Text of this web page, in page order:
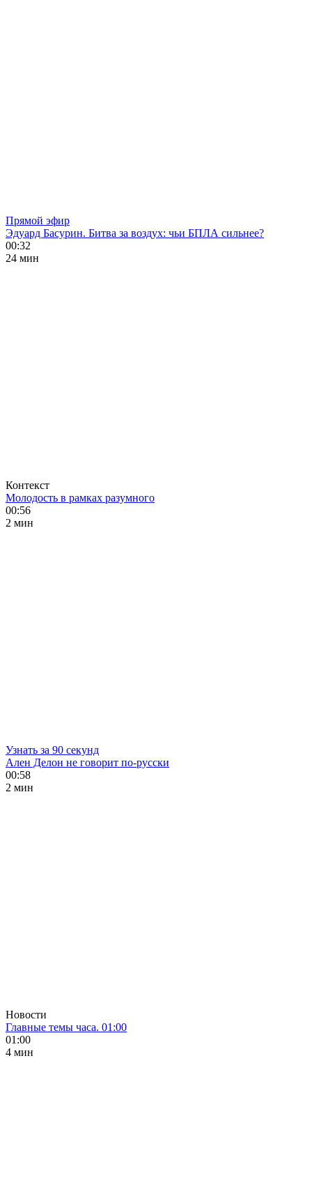
Прямой эфир
Эдуард Басурин. Битва за воздух: чьи БПЛА сильнее?
00:32
24 мин
Контекст
Молодость в рамках разумного
00:56
2 мин
Узнать за 90 секунд
Ален Делон не говорит по-русски
00:58
2 мин
Новости
Главные темы часа. 01:00
01:00
4 мин